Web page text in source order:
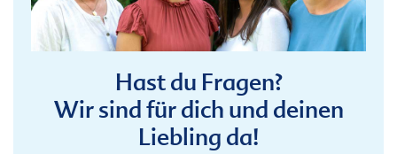
Hast du Fragen?
Wir sind für dich und deinen
Liebling da!